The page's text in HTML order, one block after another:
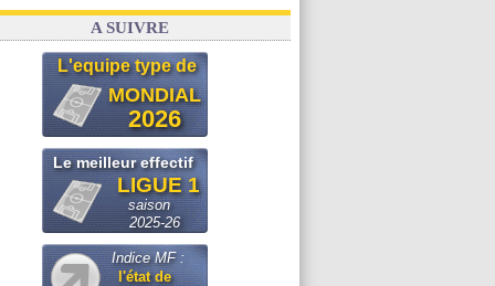
A SUIVRE
L'equipe type de
MONDIAL
2026
Le meilleur effectif
LIGUE 1
saison
2025-26
Indice MF :
l'état de